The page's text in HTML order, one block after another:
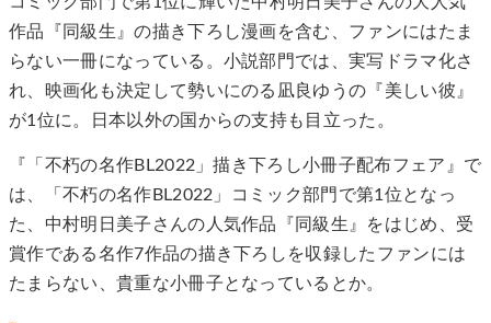
作品『同級生』の描き下ろし漫画を含む、ファンにはたま
らない一冊になっている。小説部門では、実写ドラマ化さ
れ、映画化も決定して勢いにのる凪良ゆうの『美しい彼』
が1位に。日本以外の国からの支持も目立った。
『「不朽の名作BL2022」描き下ろし小冊子配布フェア』で
は、「不朽の名作BL2022」コミック部門で第1位となっ
た、中村明日美子さんの人気作品『同級生』をはじめ、受
賞作である名作7作品の描き下ろしを収録したファンには
たまらない、貴重な小冊子となっているとか。